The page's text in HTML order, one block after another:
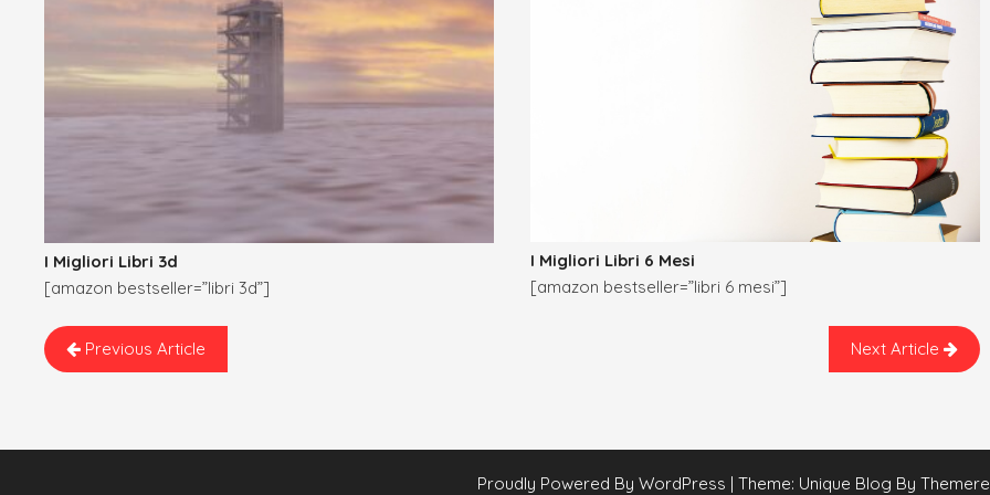
I Migliori Libri 3d
[amazon bestseller=”libri 3d”]
Previous Article
I Migliori Libri 6 Mesi
[amazon bestseller=”libri 6 mesi”]
Next Article
Proudly Powered By WordPress | Theme: Unique Blog By